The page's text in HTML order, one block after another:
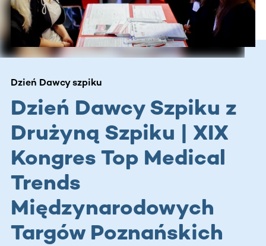
Dzień Dawcy szpiku
Dzień Dawcy Szpiku z
Drużyną Szpiku | XIX
Kongres Top Medical
Trends
Międzynarodowych
Targów Poznańskich